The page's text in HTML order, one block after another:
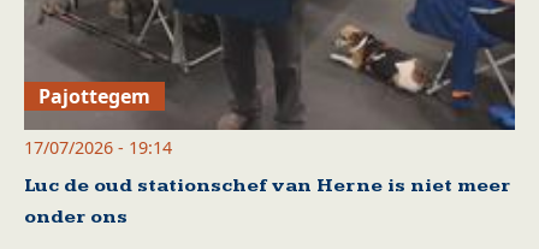
Pajottegem
17/07/2026 - 19:14
Luc de oud stationschef van Herne is niet meer
onder ons